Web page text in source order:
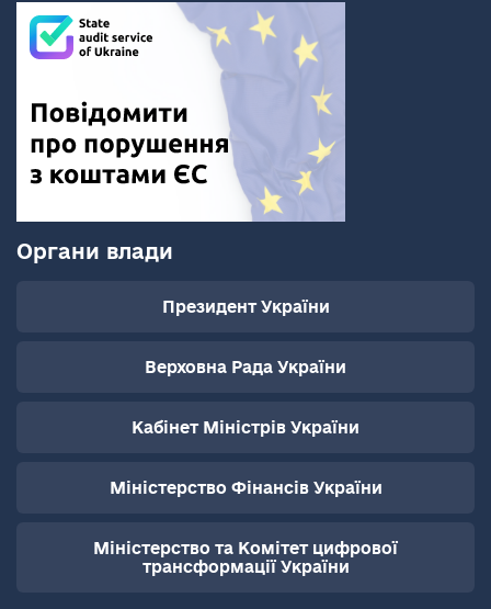
Органи влади
Президент України
Верховна Рада України
Кабінет Міністрів України
Міністерство Фінансів України
Міністерство та Комітет цифрової
трансформації України